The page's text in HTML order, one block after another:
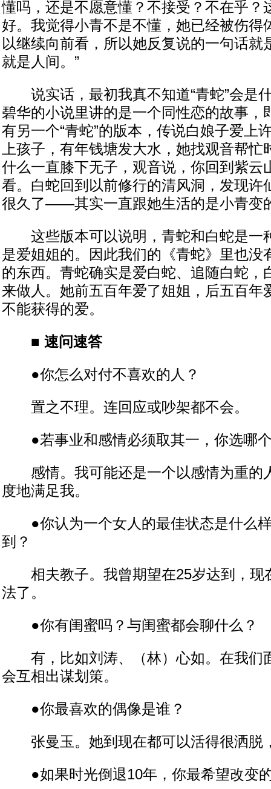
懂吗，还是不愿意懂？不接受？不在乎？
好。我觉得小青不是不懂，她已经被伤得
以继续向前看，所以她反复说的一句话就
就是人间。”
说实话，最初我真不知道“青蛇”会是
碧华的小说里讲的是一个同性恋的故事，
有另一个“青蛇”的版本，传说白娘子爱上
上孩子，有年钱塘发大水，她找观音帮忙
什么一直膝下无子，观音说，你回到紫云
看。白蛇回到以前修行的清风洞，发现许
很久了——其实一直跟她生活的是小青变
这些版本可以说明，青蛇和白蛇是一
是爱姐姐的。因此我们的《青蛇》里也没
的东西。青蛇确实是爱白蛇、追随白蛇，
来做人。她前五百年爱了姐姐，后五百年
不能获得的爱。
■ 速问速答
●你怎么对付不喜欢的人？
置之不理。连回应或吵架都不会。
●若事业和感情必须取其一，你选哪
感情。我可能还是一个以感情为重的
度地满足我。
●你认为一个女人的最佳状态是什么样
到？
相夫教子。我曾期望在25岁达到，现
法了。
●你有闺蜜吗？与闺蜜都会聊什么？
有，比如刘涛、（林）心如。在我们
会互相出谋划策。
●你最喜欢的偶像是谁？
张曼玉。她到现在都可以活得很洒脱
●如果时光倒退10年，你最希望改变